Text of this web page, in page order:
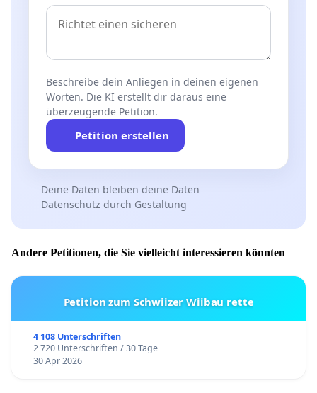
Beschreibe dein Anliegen in deinen eigenen
Worten. Die KI erstellt dir daraus eine
überzeugende Petition.
Petition erstellen
Deine Daten bleiben deine Daten
Datenschutz durch Gestaltung
Andere Petitionen, die Sie vielleicht interessieren könnten
Petition zum Schwiizer Wiibau rette
4 108 Unterschriften
2 720 Unterschriften / 30 Tage
30 Apr 2026